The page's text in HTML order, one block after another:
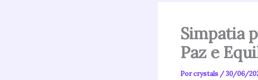
Simpatia
Paz e
Porcrystals /30/06/